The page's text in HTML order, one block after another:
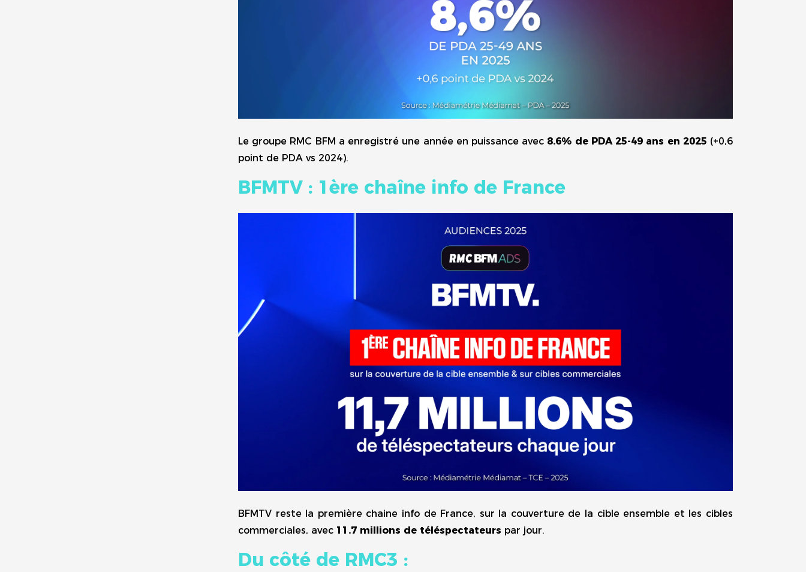
Le groupe RMC BFM a enregistré une année en puissance avec 8.6% de PDA 25-49 ans en 2025 (+0,6
point de PDA vs 2024).
BFMTV : 1ère chaîne info de France
BFMTV reste la première chaine info de France, sur la couverture de la cible ensemble et les cibles
commerciales, avec 11.7 millions de téléspectateurs par jour.
Du côté de RMC3 :